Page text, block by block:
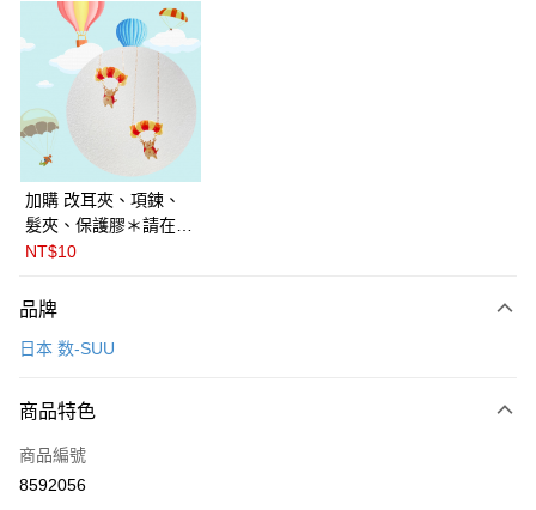
LINE Pay
Apple Pay
Google Pay
全盈+PAY
ATM付款
每筆NT$60
付款後萊爾富取貨
付款後7-11取貨
加購 改耳夾、項鍊、
髮夾、保護膠＊請在訂
單備註商品及欲修改的
PalnartPoc + 🇬🇧英國
FABLE 寓言
NT$10
品牌
日本 数-SUU
商品特色
商品編號
8592056